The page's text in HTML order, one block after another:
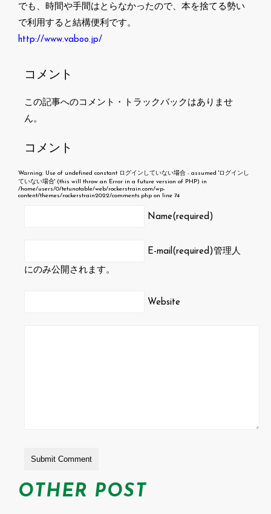
でも、時間や手間はとらなかったので、本を捨てる勢い
で利用すると結構便利です。
http://www.vaboo.jp/
コメント
この記事へのコメント・トラックバックはありませ
ん。
コメント
Warning: Use of undefined constant ログインしていない場合 - assumed 'ログインし
ていない場合' (this will throw an Error in a future version of PHP) in
/home/users/0/tetunotable/web/rockerstrain.com/wp-
content/themes/rockerstrain2022/comments.php on line74
Name(required)
E-mail(required)管理人
にのみ公開されます。
Website
OTHER POST